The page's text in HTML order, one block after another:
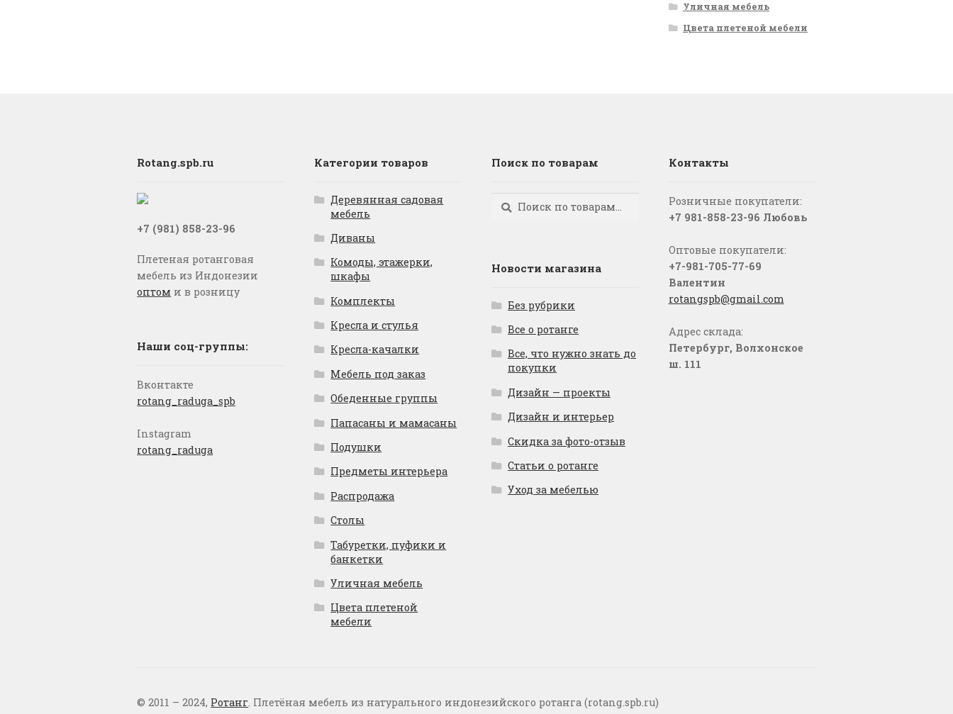
Уличная мебель
Цвета плетеной мебели
Rotang.spb.ru
+7 (981) 858-23-96
Плетеная ротанговая
мебель из Индонезии
оптом и в розницу
Наши соц-группы:
Вконтакте
rotang_raduga_spb
Instagram
rotang_raduga
Категории товаров
Деревянная садовая
мебель
Диваны
Комоды, этажерки,
шкафы
Комплекты
Кресла и стулья
Кресла-качалки
Мебель под заказ
Обеденные группы
Папасаны и мамасаны
Подушки
Предметы интерьера
Распродажа
Столы
Табуретки, пуфики и
банкетки
Уличная мебель
Цвета плетеной
мебели
Поиск по товарам
Искать:
Поиск
Новости магазина
Без рубрики
Все о ротанге
Все, что нужно знать до
покупки
Дизайн — проекты
Дизайн и интерьер
Скидка за фото-отзыв
Статьи о ротанге
Уход за мебелью
Контакты
Розничные покупатели:
+7 981-858-23-96 Любовь
Оптовые покупатели:
+7-981-705-77-69
Валентин
rotangspb@gmail.com
Адрес склада:
Петербург, Волхонское
ш. 111
© 2011 – 2024, Ротанг. Плетёная мебель из натурального индонезийского ротанга (rotang.spb.ru)